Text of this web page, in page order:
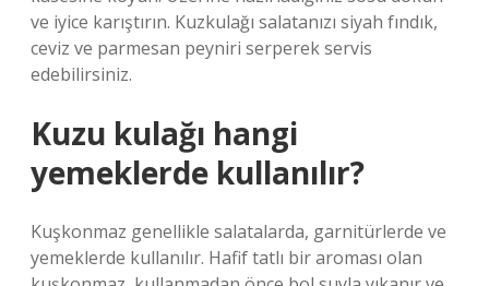
ve iyice karıştırın. Kuzkulağı salatanızı siyah fındık,
ceviz ve parmesan peyniri serperek servis
edebilirsiniz.
Kuzu kulağı hangi
yemeklerde kullanılır?
Kuşkonmaz genellikle salatalarda, garnitürlerde ve
yemeklerde kullanılır. Hafif tatlı bir aroması olan